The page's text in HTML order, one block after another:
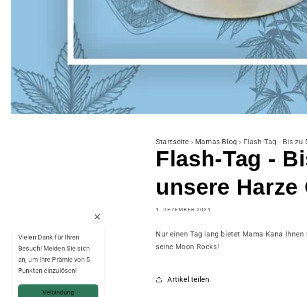
Startseite › Mamas Blog › Flash-Tag - Bis zu
Flash-Tag -
unsere Harze
1. DEZEMBER 2021
Nur einen Tag lang bietet Mama Kana
seine Moon Rocks!
Artikel teilen
Vielen Dank für Ihren
Besuch! Melden Sie sich
an, um Ihre Prämie von 5
Punkten einzulösen!
Verbindung